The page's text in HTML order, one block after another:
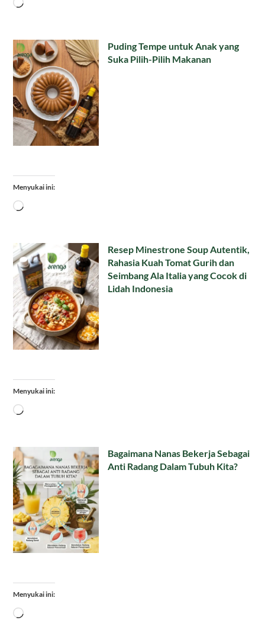
Puding Tempe untuk Anak yang
Suka Pilih-Pilih Makanan
Menyukai ini:
Memuat...
Resep Minestrone Soup Autentik,
Rahasia Kuah Tomat Gurih dan
Seimbang Ala Italia yang Cocok di
Lidah Indonesia
Menyukai ini:
Memuat...
Bagaimana Nanas Bekerja Sebagai
Anti Radang Dalam Tubuh Kita?
Menyukai ini:
Memuat...